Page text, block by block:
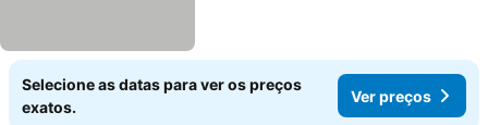
Selecione as datas para ver os preços
exatos.
Ver preços